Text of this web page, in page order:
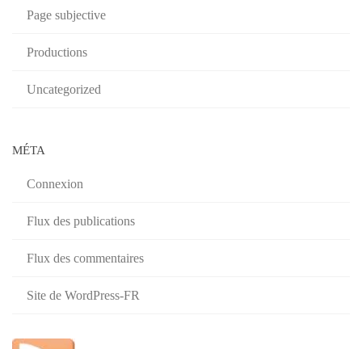
Page subjective
Productions
Uncategorized
MÉTA
Connexion
Flux des publications
Flux des commentaires
Site de WordPress-FR